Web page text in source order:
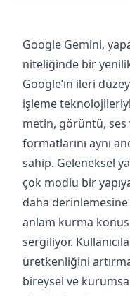
Google Gemini,
niteliğinde bir yenilik
Google’ın ileri
işleme
metin, görüntü, ses
formatlarını aynı
sahip. Geleneksel
çok modlu bir
daha
anlam kurma
sergiliyor.
üretkenliğini
bireysel ve